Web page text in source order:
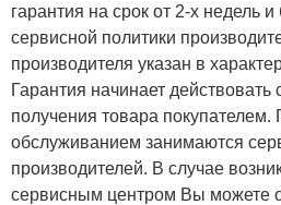
гарантия на срок от 2-х недель
сервисной политики
производителя указан в
Гарантия начинает
получения товара покупателем.
обслуживанием занимаются
производителей. В случае
сервисным центром Вы можете